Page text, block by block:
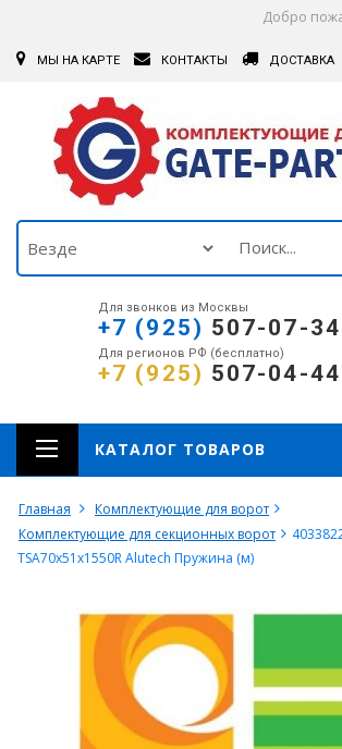
Добро
МЫ НА КАРТЕ КОНТАКТЫ ДОСТАВКА
Для звонков из Москвы
+7 (925) 507-07-34
Для регионов РФ (бесплатно)
+7 (925) 507-04-44
КАТАЛОГ ТОВАРОВ
Главная
Комплектующие для ворот
Комплектующие для секционных ворот
TSA70x51x1550R Alutech Пружина (м)